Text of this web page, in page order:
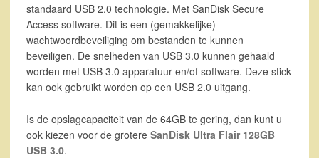
standaard USB 2.0 technologie. Met SanDisk Secure
Access software. Dit is een (gemakkelijke)
wachtwoordbeveiliging om bestanden te kunnen
beveiligen. De snelheden van USB 3.0 kunnen gehaald
worden met USB 3.0 apparatuur en/of software. Deze stick
kan ook gebruikt worden op een USB 2.0 uitgang.
Is de opslagcapaciteit van de 64GB te gering, dan kunt u
ook kiezen voor de grotere SanDisk Ultra Flair 128GB
USB 3.0.